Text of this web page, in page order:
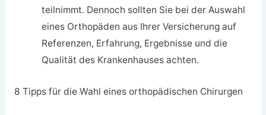
teilnimmt. Dennoch sollten Sie bei der Auswahl
eines Orthopäden aus Ihrer Versicherung auf
Referenzen, Erfahrung, Ergebnisse und die
Qualität des Krankenhauses achten.
8 Tipps für die Wahl eines orthopädischen Chirurgen